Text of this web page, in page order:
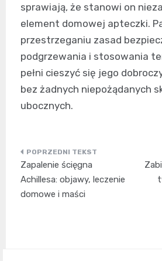
sprawiają, że stanowi on
element domowej apteczki.
przestrzeganiu zasad
podgrzewania i stosowania
pełni cieszyć się jego
bez żadnych niepożądanych
ubocznych.
Nawigacja
wpisu
Zapalenie ścięgna
Achillesa: objawy, leczenie
domowe i maści